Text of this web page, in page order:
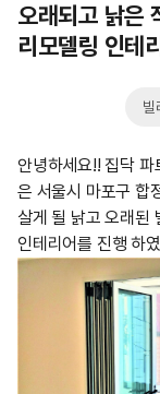
오래되고 낡은
리모델링 인테
빌
안녕하세요!! 집닥
은 서울시 마포구 합
살게 될 낡고 오래된
인테리어를 진행 하